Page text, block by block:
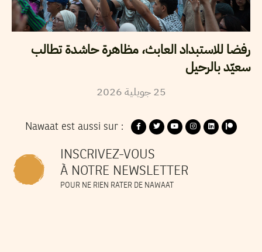
رفضا للاستبداد العابث، مظاهرة حاشدة تطالب
سعيّد بالرحيل
25 جويلية2026
Nawaat est aussi sur :
INSCRIVEZ-VOUS
À NOTRE NEWSLETTER
POUR NE RIEN RATER DE NAWAAT